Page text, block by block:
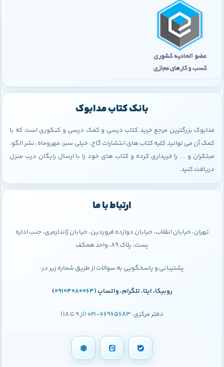
بانک کتاب مدابوک
مدابوک بزرگترین مرجع خرید کتاب درسی و کمک درسی و کنکوری است که با
کمک آن می توانید کلیه کتاب های انتشارات گاج، خیلی سبز، مهروماه، نشر الگو،
مبتکران و ... را خریداری کرده و کتاب های خود را با ارسال رایگان درب منزل
دریافت کنید.
ارتباط با ما
تهران، خیابان انقلاب، خیابان دوازده فروردین، خیابان ژاندارمری، جنب اداره
پست، پلاک 89، واحد همکف
پشتیبانی و پاسخگویی به سوالات از طریق شماره زیر در:
روبیکا، ایتا، تلگرام، واتساپ (09104080064
)
دفتر مرکزی:66965683-021 (از 9 تا 18)